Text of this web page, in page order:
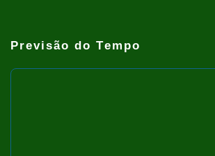
Previsão do Tempo